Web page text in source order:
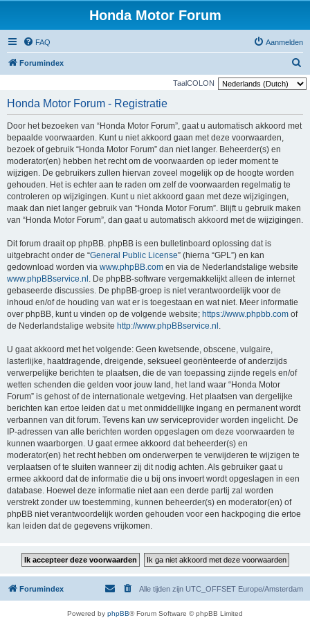
Honda Motor Forum
FAQ Aanmelden
Forumindex
o
TaalCOLON
Honda Motor Forum - Registratie
Door het bezoeken van “Honda Motor Forum”, gaat u automatisch akkoord met
bepaalde voorwaarden. Kunt u niet akkoord gaan met deze voorwaarden,
bezoek of gebruik “Honda Motor Forum” dan niet langer. Beheerder(s) en
moderator(en) hebben het recht om de voorwaarden op ieder moment te
wijzigen. De gebruikers zullen hiervan zoveel mogelijk op de hoogte worden
gehouden. Het is echter aan te raden om zelf de voorwaarden regelmatig te
controleren op wijzigingen. Kunt u niet akkoord gaan met deze wijzigingen,
maak dan niet langer gebruik van “Honda Motor Forum”. Blijft u gebruik maken
van “Honda Motor Forum”, dan gaat u automatisch akkoord met de wijzigingen.
Dit forum draait op phpBB. phpBB is een bulletinboard oplossing dat is
uitgebracht onder de “General Public License” (hierna “GPL”) en kan
gedownload worden via www.phpBB.com en via de Nederlandstalige website
www.phpBBservice.nl . De phpBB-software vergemakkelijkt alleen de internet
gebaseerde discussies. De phpBB-groep is niet verantwoordelijk voor de
inhoud en/of de houding van wat er is toegestaan en wat niet. Meer informatie
over phpBB, kunt u vinden op de volgende website; https://www.phpbb.com of
de Nederlandstalige website http://www.phpBBservice.nl .
U gaat akkoord met het volgende: Geen kwetsende, obscene, vulgaire,
lasterlijke, haatdragende, dreigende, seksueel georiënteerde of anderzijds
verwerpelijke berichten te plaatsen, die de van toepassing zijnde regels en/of
wetten schenden die gelden voor jouw land, het land waar “Honda Motor
Forum” is gehost of de internationale wetgeving. Het plaatsen van dergelijke
berichten kan ertoe leiden dat u met onmiddellijke ingang en permanent wordt
verbannen van dit forum. Tevens kan uw serviceprovider worden ingelicht. De
IP-adressen van alle berichten worden opgeslagen om deze voorwaarden te
kunnen waarborgen. U gaat ermee akkoord dat beheerder(s) en
moderator(en) het recht hebben om onderwerpen te verwijderen te wijzigen te
verplaatsen of te sluiten wanneer zij dit nodig achten. Als gebruiker gaat u
ermee akkoord dat de informatie die u bij ons invoert wordt opgeslagen in een
database. Hoewel deze informatie niet aan een derde partij zal worden
verstrekt zonder uw toestemming, kunnen beheerder(s) en moderator(en) of
phpBB niet verantwoordelijk worden gehouden voor een hackpoging die ertoe
kan leiden dat de gegevens vrijkomen.
Forumindex Alle tijden zijn UTC_OFFSET Europe/Amsterdam
Powered by phpBB® Forum Software © phpBB Limited